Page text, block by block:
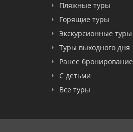
Пляжные туры
Горящие туры
Экскурсионные туры
Туры выходного дня
Ранее бронирование
С детьми
Все туры